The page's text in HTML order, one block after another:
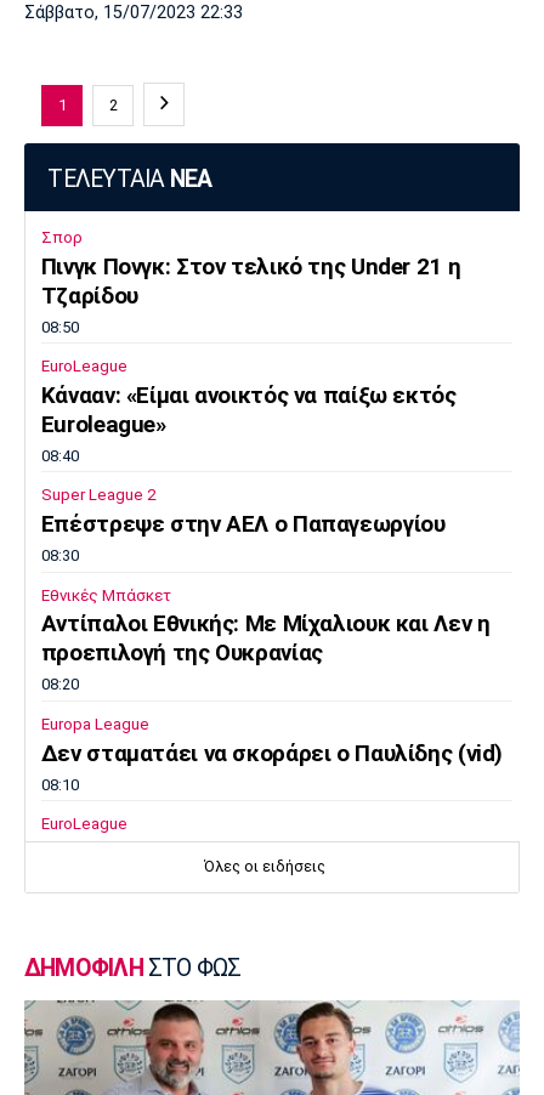
Σάββατο, 15/07/2023 22:33
1 2
ΤΕΛΕΥΤΑΙΑ ΝΕΑ
Σπορ
Πινγκ Πονγκ: Στον τελικό της Under 21 η
Τζαρίδου
08:50
EuroLeague
Κάνααν: «Είμαι ανοικτός να παίξω εκτός
Euroleague»
08:40
Super League 2
Επέστρεψε στην ΑΕΛ ο Παπαγεωργίου
08:30
Εθνικές Μπάσκετ
Αντίπαλοι Εθνικής: Με Μίχαλιουκ και Λεν η
προεπιλογή της Ουκρανίας
08:20
Europa League
Δεν σταματάει να σκοράρει ο Παυλίδης (vid)
08:10
EuroLeague
Επιστρέφει στη Ζαλγκίρις ο Κίναν Έβανς
Ατζέντης Ρόντρι: «Ενημερώσαμε την Ρεάλ
ότι απόφασή του είναι να ενταχθεί στη
Μπαρτσελόνα»
07:50
Super League 1
Όλες οι ειδήσεις
ΔΗΜΟΦΙΛΗ ΣΤΟ ΦΩΣ